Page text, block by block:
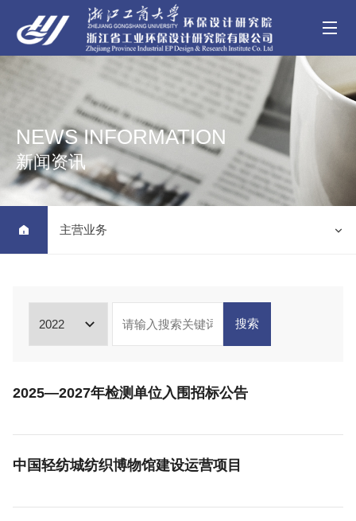
NEWS INFORMATION
新闻资讯
 主营业务 
搜索
2025—2027年检测单位入围招标公告
中国轻纺城纺织博物馆建设运营项目